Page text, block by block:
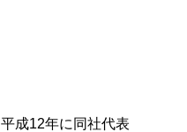
成12年に同社代表